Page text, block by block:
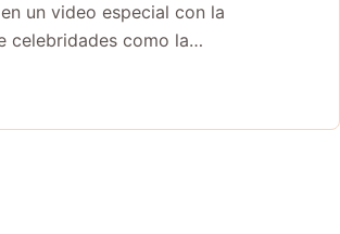
un video especial con la
celebridades como la…